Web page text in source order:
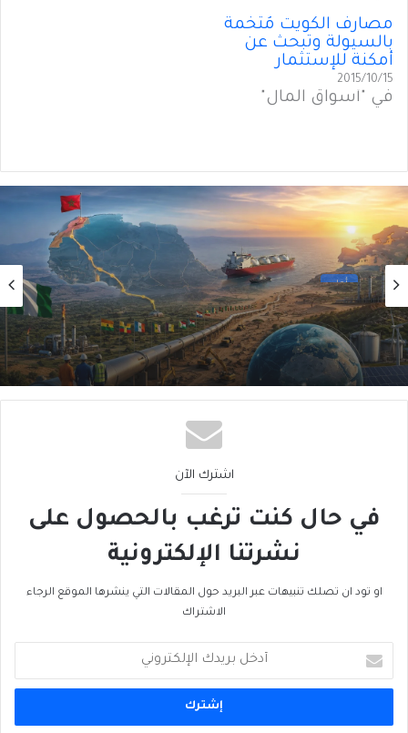
مصارف الكويت مُتخَمة
بالسيولة وتبحث عن
أمكنة للإستثمار
2015/10/15
في "أسواق المال"
أول
2026/08/02
من الغاز إلى الجغرافيا السياسية… ماذا يُغيّرُ خط
نيجيريا–المغرب؟
اشترك الآن
في حال كنت ترغب بالحصول على
نشرتنا الإلكترونية
او تود ان تصلك تنبيهات عبر البريد حول المقالات التي ينشرها الموقع الرجاء
الاشتراك
بريدك
الإلكتروني